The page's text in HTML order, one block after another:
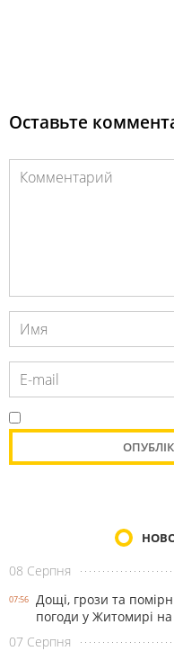
Оставьте
08 Серпня
07:56
Дощі, грози та
погоди у Житомирі
07 Серпня